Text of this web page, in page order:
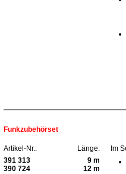
Funkzubehörset
Artikel-Nr.:
391 313
390 724
Länge:
9 m
12 m
Im